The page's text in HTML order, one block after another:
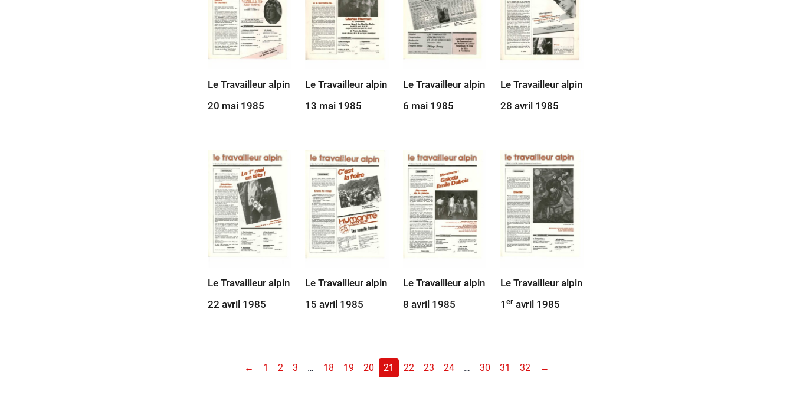
Le Travailleur alpin
20 mai 1985
Le Travailleur alpin
13 mai 1985
Le Travailleur alpin
6 mai 1985
Le Travailleur alpin
28 avril 1985
Le Travailleur alpin
22 avril 1985
Le Travailleur alpin
15 avril 1985
Le Travailleur alpin
8 avril 1985
Le Travailleur alpin
1er avril 1985
← 1 2 3 … 18 19 20 21 22 23 24 … 30 31 32 →